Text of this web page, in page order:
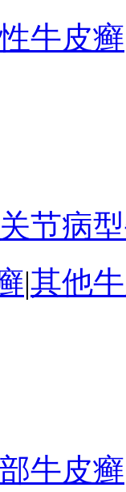
牛皮癣
关节病
|其他
牛皮癣